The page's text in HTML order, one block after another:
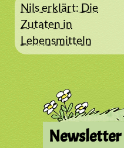
Nils erklärt: Die
Zutaten in
Lebensmitteln
Newsletter